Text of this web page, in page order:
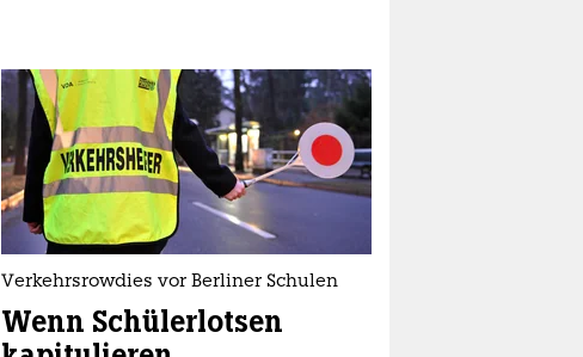
Verkehrsrowdies vor Berliner Schulen
Wenn Schülerlotsen